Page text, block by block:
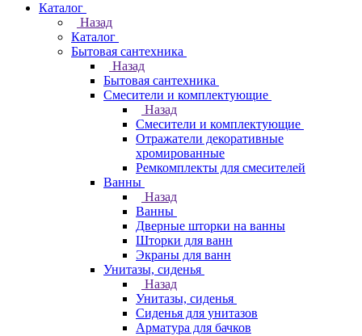
Каталог
Назад
Каталог
Бытовая сантехника
Назад
Бытовая сантехника
Смесители и комплектующие
Назад
Смесители и комплектующие
Отражатели декоративные
хромированные
Ремкомплекты для смесителей
Ванны
Назад
Ванны
Дверные шторки на ванны
Шторки для ванн
Экраны для ванн
Унитазы, сиденья
Назад
Унитазы, сиденья
Сиденья для унитазов
Арматура для бачков